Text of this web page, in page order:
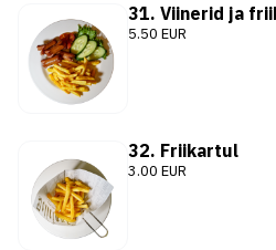
31. Viinerid ja
5.50 EUR
32. Friikartul
3.00 EUR